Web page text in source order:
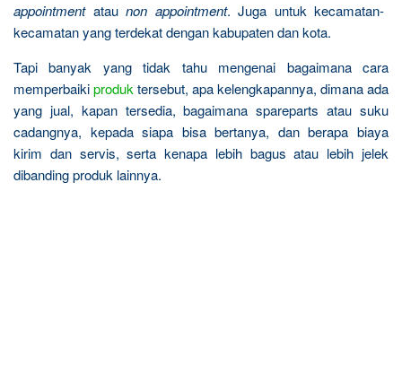
appointmentataunon appointment. Juga untuk kecamatan-
kecamatan yang terdekat dengan kabupaten dan kota.
Tapi banyak yang tidak tahu mengenai bagaimana cara
memperbaikiproduktersebut, apa kelengkapannya, dimana ada
yang jual, kapan tersedia, bagaimana spareparts atau suku
cadangnya, kepada siapa bisa bertanya, dan berapa biaya
kirim dan servis, serta kenapa lebih bagus atau lebih jelek
dibanding produk lainnya.